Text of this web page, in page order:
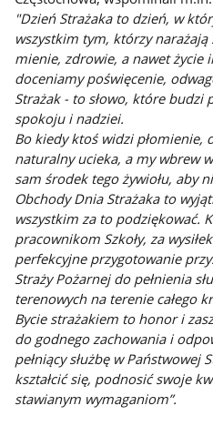
"Dzień Strażaka to dzień, w
wszystkim tym, którzy
mienie, zdrowie, a nawet życie
doceniamy poświęcenie,
Strażak - to słowo, które budzi
spokoju i nadziei.
Bo kiedy ktoś widzi płomienie,
naturalny ucieka, a my wbrew
sam środek tego żywiołu, aby
Obchody Dnia Strażaka to
wszystkim za to podziękować.
pracownikom Szkoły, za
perfekcyjne przygotowanie
Straży Pożarnej do pełnienia
terenowych na terenie całego
Bycie strażakiem to honor i
do godnego zachowania i
pełniący służbę w Państwowej
kształcić się, podnosić swoje
stawianym wymaganiom”.